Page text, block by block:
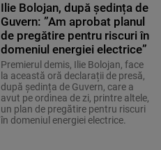
Ilie Bolojan, după ședința de
Guvern: ”Am aprobat planul
de pregătire pentru riscuri în
domeniul energiei electrice”
Premierul demis, Ilie Bolojan, face
la această oră declarații de presă,
după ședința de Guvern, care a
avut pe ordinea de zi, printre altele,
un plan de pregătire pentru riscuri
în domeniul energiei electrice.